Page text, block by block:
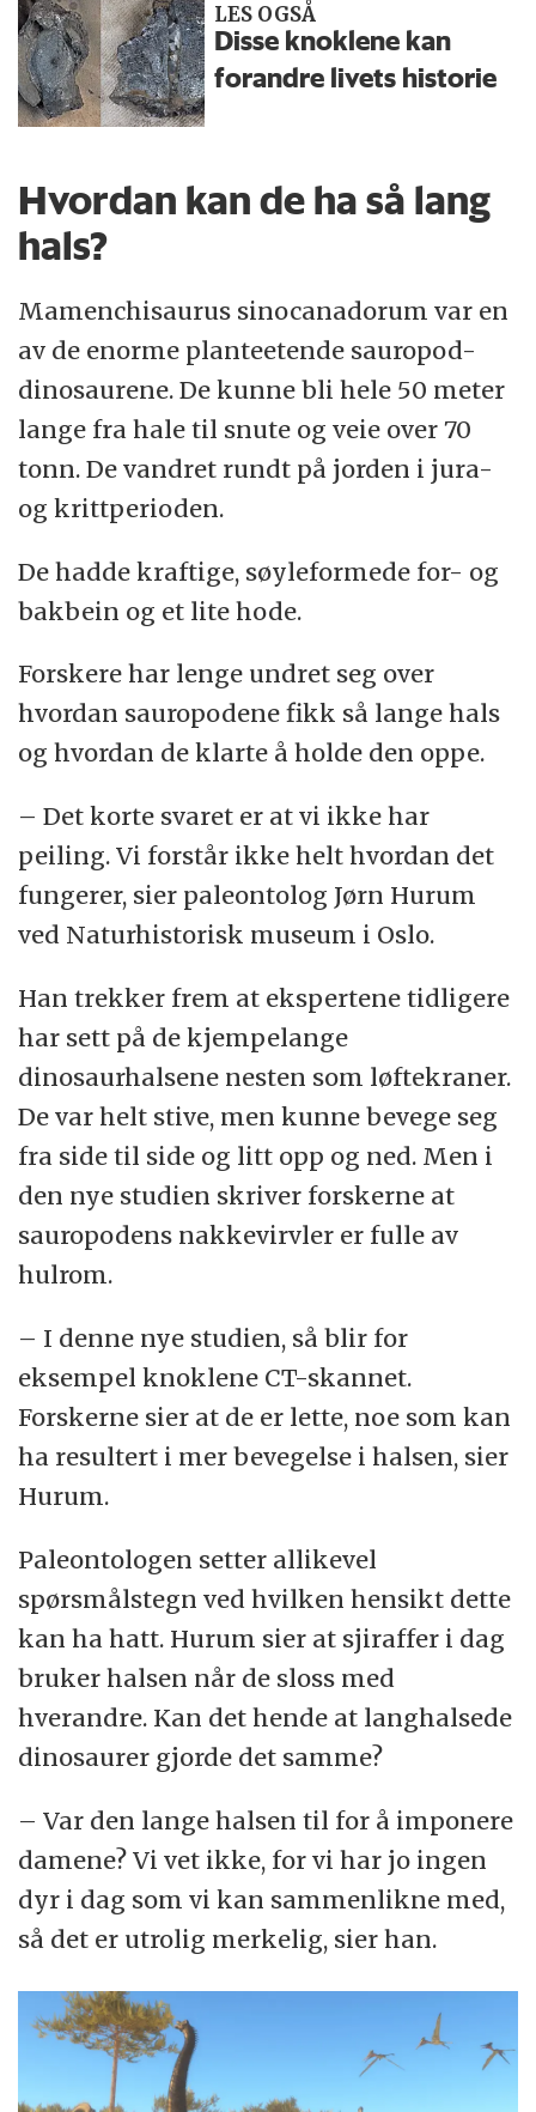
LES OGSÅ
Disse knoklene kan
forandre livets historie
Hvordan kan de ha så lang
hals?
Mamenchisaurus sinocanadorum var en
av de enorme planteetende sauropod-
dinosaurene. De kunne bli hele 50 meter
lange fra hale til snute og veie over 70
tonn. De vandret rundt på jorden i jura-
og krittperioden.
De hadde kraftige, søyleformede for- og
bakbein og et lite hode.
Forskere har lenge undret seg over
hvordan sauropodene fikk så lange hals
og hvordan de klarte å holde den oppe.
– Det korte svaret er at vi ikke har
peiling. Vi forstår ikke helt hvordan det
fungerer, sier paleontolog Jørn Hurum
ved Naturhistorisk museum i Oslo.
Han trekker frem at ekspertene tidligere
har sett på de kjempelange
dinosaurhalsene nesten som løftekraner.
De var helt stive, men kunne bevege seg
fra side til side og litt opp og ned. Men i
den nye studien skriver forskerne at
sauropodens nakkevirvler er fulle av
hulrom.
– I denne nye studien, så blir for
eksempel knoklene CT-skannet.
Forskerne sier at de er lette, noe som kan
ha resultert i mer bevegelse i halsen, sier
Hurum.
Paleontologen setter allikevel
spørsmålstegn ved hvilken hensikt dette
kan ha hatt. Hurum sier at sjiraffer i dag
bruker halsen når de sloss med
hverandre. Kan det hende at langhalsede
dinosaurer gjorde det samme?
– Var den lange halsen til for å imponere
damene? Vi vet ikke, for vi har jo ingen
dyr i dag som vi kan sammenlikne med,
så det er utrolig merkelig, sier han.